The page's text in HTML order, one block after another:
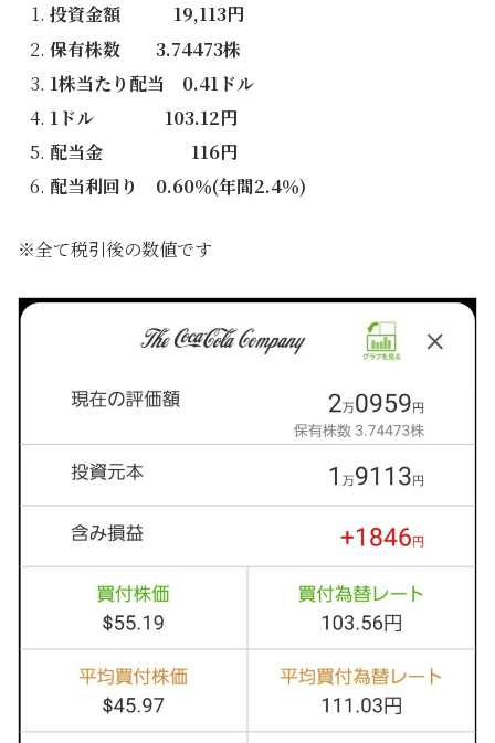
投資金額 19,113円
保有株数 3.74473株
1株当たり配当 0.41ドル
1ドル 103.12円
配当金 116円
配当利回り 0.60％(年間2.4％)
※全て税引後の数値です